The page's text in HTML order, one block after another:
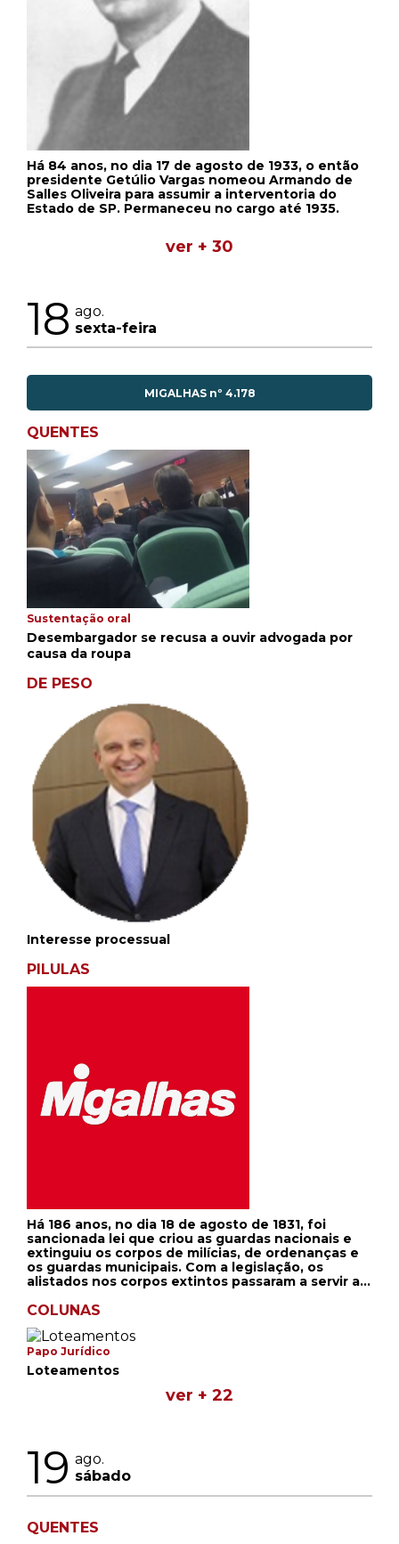
Há 84 anos, no dia 17 de agosto de 1933, o então
presidente Getúlio Vargas nomeou Armando de
Salles Oliveira para assumir a interventoria do
Estado de SP. Permaneceu no cargo até 1935.
ver + 30
18 ago.
sexta-feira
MIGALHAS nº 4.178
QUENTES
Sustentação oral
Desembargador se recusa a ouvir advogada por
causa da roupa
DE PESO
Interesse processual
PILULAS
Há 186 anos, no dia 18 de agosto de 1831, foi
sancionada lei que criou as guardas nacionais e
extinguiu os corpos de milícias, de ordenanças e
os guardas municipais. Com a legislação, os
alistados nos corpos extintos passaram a servir a
COLUNAS
Papo Jurídico
Loteamentos
ver + 22
19 ago.
sábado
QUENTES